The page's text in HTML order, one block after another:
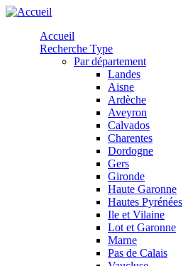
Aller au contenu principal
Accueil
Recherche Type
Par département
Landes
Aisne
Ardèche
Aveyron
Calvados
Charentes
Dordogne
Gers
Gironde
Haute Garonne
Hautes Pyrénées
Ile et Vilaine
Lot et Garonne
Marne
Pas de Calais